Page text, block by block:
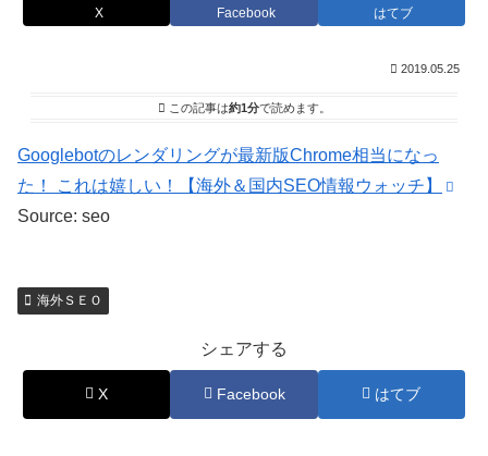
X Facebook はてブ
2019.05.25
この記事は約1分で読めます。
Googlebotのレンダリングが最新版Chrome相当になっ
た！ これは嬉しい！【海外＆国内SEO情報ウォッチ】
Source: seo
海外ＳＥＯ
シェアする
X Facebook はてブ